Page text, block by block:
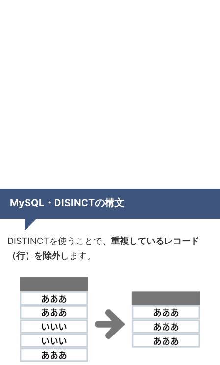
MySQL・DISINCTの構文
DISTINCTを使うことで、 重複しているレコード
（行）を除外します。